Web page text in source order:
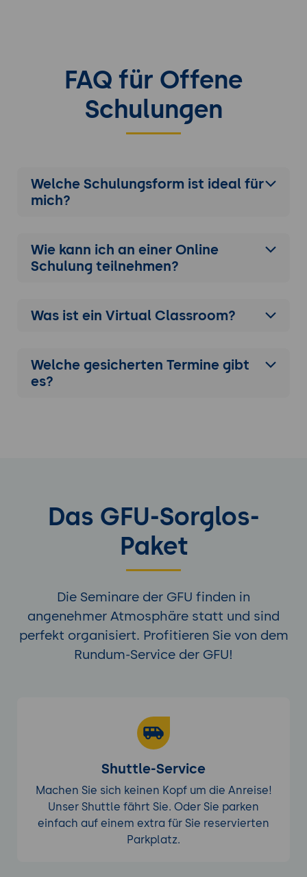
FAQ für Offene
Schulungen
Welche Schulungsform ist ideal für
mich?
Wie kann ich an einer Online
Schulung teilnehmen?
Was ist ein Virtual Classroom?
Welche gesicherten Termine gibt
es?
Das GFU-Sorglos-
Paket
Die Seminare der GFU finden in
angenehmer Atmosphäre statt und sind
perfekt organisiert. Profitieren Sie von dem
Rundum-Service der GFU!
Shuttle-Service
Machen Sie sich keinen Kopf um die Anreise!
Unser Shuttle fährt Sie. Oder Sie parken
einfach auf einem extra für Sie reservierten
Parkplatz.